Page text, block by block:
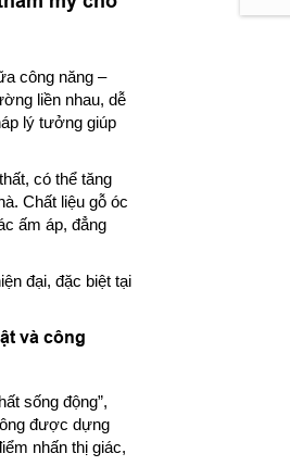
công năng –
liền nhau, dễ
lý tưởng giúp
có thể tăng
Chất liệu gỗ óc
ấm áp, đẳng
đại, đặc biệt tại
và công
sống động”,
được dựng
nhấn thị giác,